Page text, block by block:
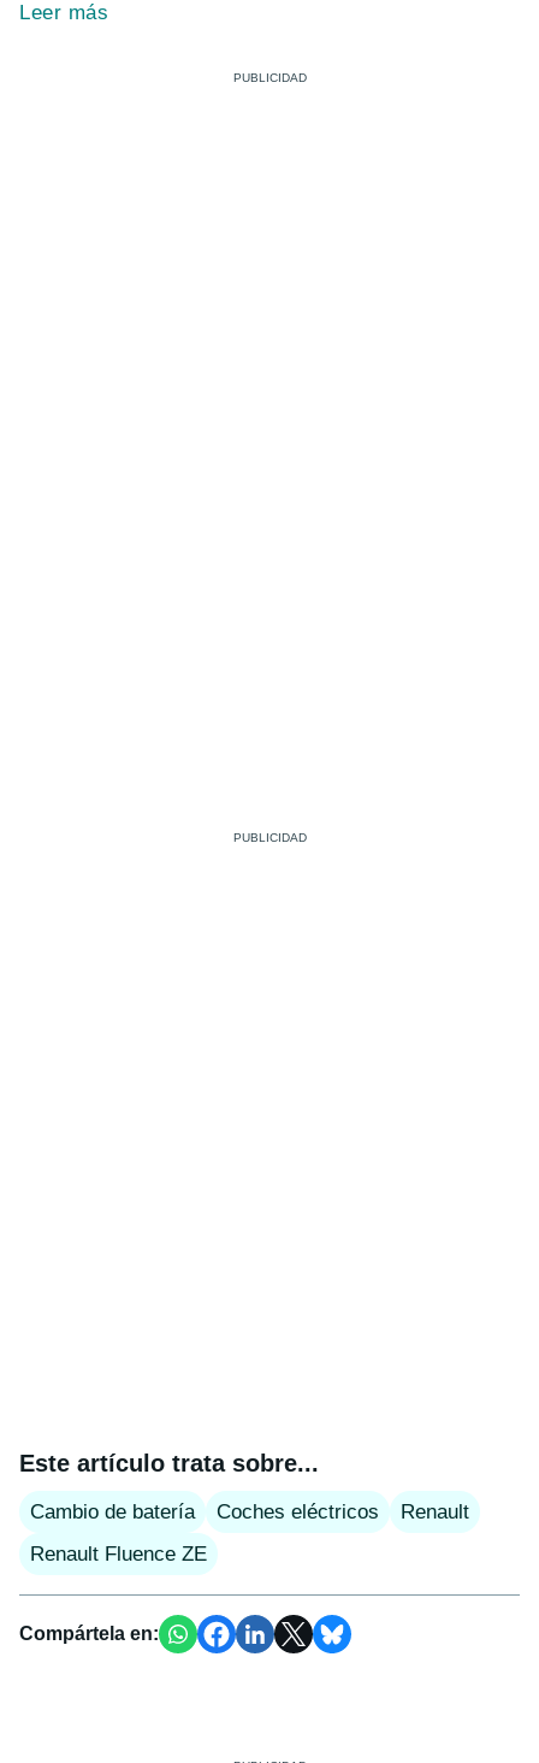
Leer más
Este artículo trata sobre...
Cambio de batería Coches eléctricos
Renault
Renault Fluence ZE
Compártela en: